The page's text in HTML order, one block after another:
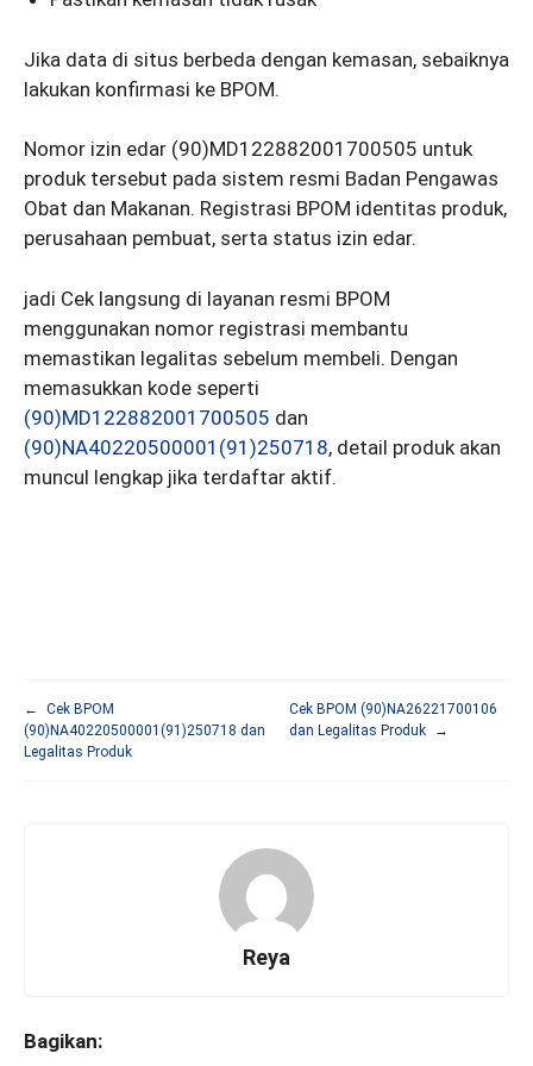
Jika data di situs berbeda dengan kemasan, sebaiknya
lakukan konfirmasi ke BPOM.
Nomor izin edar (90)MD122882001700505 untuk
produk tersebut pada sistem resmi Badan Pengawas
Obat dan Makanan. Registrasi BPOM identitas produk,
perusahaan pembuat, serta status izin edar.
jadi Cek langsung di layanan resmi BPOM
menggunakan nomor registrasi membantu
memastikan legalitas sebelum membeli. Dengan
memasukkan kode seperti
(90)MD122882001700505 dan
(90)NA40220500001(91)250718, detail produk akan
muncul lengkap jika terdaftar aktif.
←
Cek BPOM
(90)NA40220500001(91)250718 dan
Legalitas Produk
Cek BPOM (90)NA26221700106
dan Legalitas Produk
→
Reya
Bagikan: